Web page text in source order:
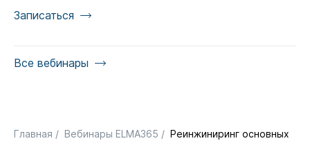
Записаться
Все вебинары
Главная / Вебинары ELMA365 / Реинжиниринг основных